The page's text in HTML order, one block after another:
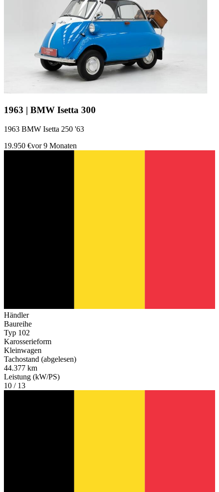
1963 | BMW Isetta 300
1963 BMW Isetta 250 '63
19.950 €vor 9 Monaten
Händler
Baureihe
Typ 102
Karosserieform
Kleinwagen
Tachostand (abgelesen)
44.377 km
Leistung (kW/PS)
10 / 13